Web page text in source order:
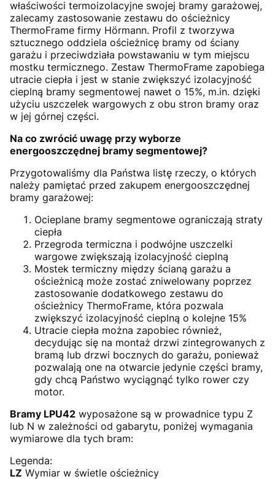
właściwości termoizolacyjne swojej bramy garażowej,
zalecamy zastosowanie zestawu do ościeżnicy
ThermoFrame firmy Hörmann. Profil z tworzywa
sztucznego oddziela ościeżnicę bramy od ściany
garażu i przeciwdziała powstawaniu w tym miejscu
mostku termicznego. Zestaw ThermoFrame zapobiega
utracie ciepła i jest w stanie zwiększyć izolacyjność
cieplną bramy segmentowej nawet o 15%, m.in. dzięki
użyciu uszczelek wargowych z obu stron bramy oraz
w jej górnej części.
Na co zwrócić uwagę przy wyborze
energooszczędnej bramy segmentowej?
Przygotowaliśmy dla Państwa listę rzeczy, o których
należy pamiętać przed zakupem energooszczędnej
bramy garażowej:
Ocieplane bramy segmentowe ograniczają straty
ciepła
Przegroda termiczna i podwójne uszczelki
wargowe zwiększają izolacyjność cieplną
Mostek termiczny między ścianą garażu a
ościeżnicą może zostać zniwelowany poprzez
zastosowanie dodatkowego zestawu do
ościeżnicy ThermoFrame, która pozwala
zwiększyć izolacyjność cieplną o kolejne 15%
Utracie ciepła można zapobiec również,
decydując się na montaż drzwi zintegrowanych z
bramą lub drzwi bocznych do garażu, ponieważ
pozwalają one na otwarcie jedynie części bramy,
gdy chcą Państwo wyciągnąć tylko rower czy
motor.
Bramy LPU42 wyposażone są w prowadnice typu Z
lub N w zależności od gabarytu, poniżej wymagania
wymiarowe dla tych bram:
Legenda:
LZ Wymiar w świetle ościeżnicy